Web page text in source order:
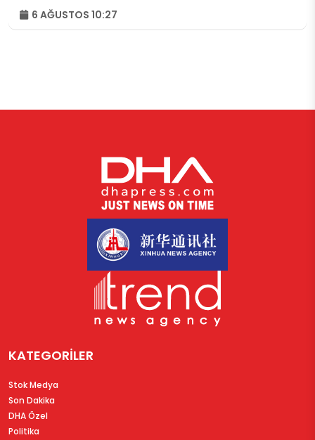
6 AĞUSTOS 10:27
KATEGORİLER
Stok Medya
Son Dakika
DHA Özel
Politika